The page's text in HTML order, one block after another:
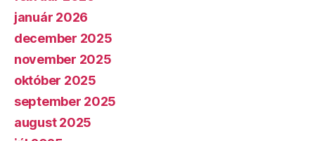
január 2026
december 2025
november 2025
október 2025
september 2025
august 2025